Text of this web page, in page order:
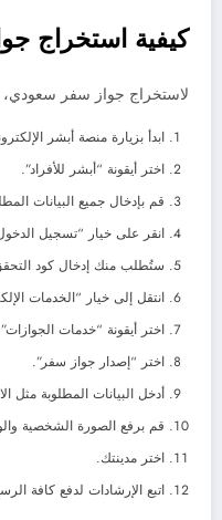
كيفية استخراج
لاستخراج جواز سفر سعودي،
ابدأ بزيارة منصة أبشر
اختر أيقونة “أبشر للأفراد”.
قم بإدخال جميع البيانات
انقر على خيار “تسجيل
ستُطلب منك إدخال كود
انتقل إلى خيار “الخدمات
اختر أيقونة “خدمات
اختر “إصدار جواز سفر”.
أدخل البيانات المطلوبة مثل
قم برفع الصورة الشخصية
اختر مدينتك.
اتبع الإرشادات لدفع كافة